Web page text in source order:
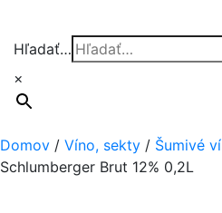
Hľadať…
×
Domov / Víno, sekty / Šumivé
Schlumberger Brut 12% 0,2L